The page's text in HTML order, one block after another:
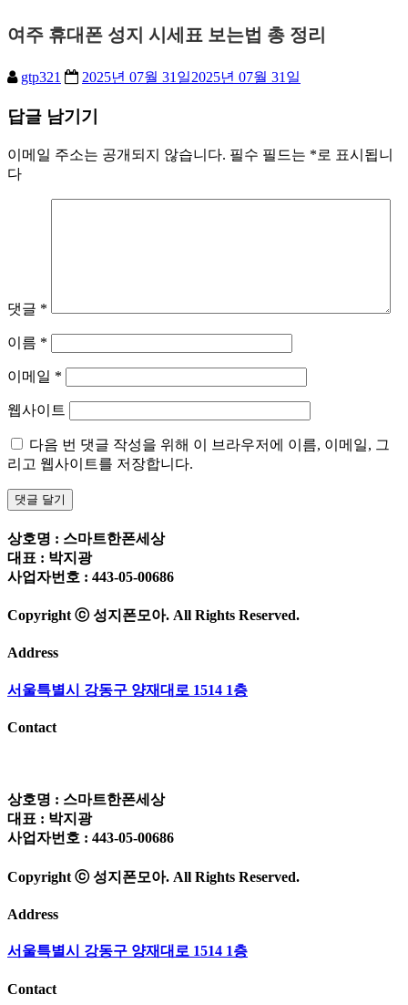
여주 휴대폰 성지 시세표 보는법 총 정리
gtp321 2025년 07월 31일2025년 07월 31일
답글 남기기
이메일 주소는 공개되지 않습니다. 필수 필드는 *로 표시됩니
다
댓글 *
이름 *
이메일 *
웹사이트
다음 번 댓글 작성을 위해 이 브라우저에 이름, 이메일, 그
리고 웹사이트를 저장합니다.
상호명 : 스마트한폰세상
대표 : 박지광
사업자번호 : 443-05-00686
Copyright ⓒ 성지폰모아. All Rights Reserved.
Address
서울특별시 강동구 양재대로 1514 1층
Contact
상호명 : 스마트한폰세상
대표 : 박지광
사업자번호 : 443-05-00686
Copyright ⓒ 성지폰모아. All Rights Reserved.
Address
서울특별시 강동구 양재대로 1514 1층
Contact